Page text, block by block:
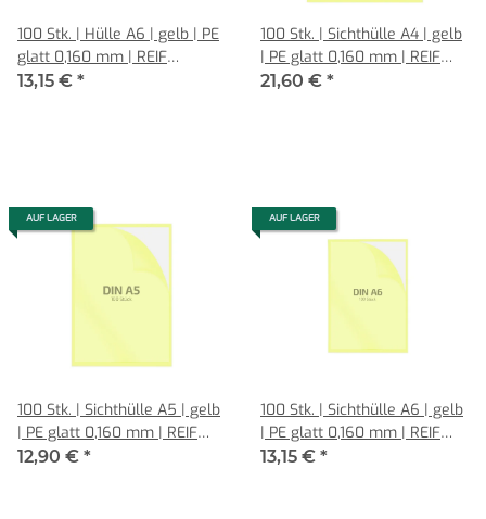
100 Stk. | Hülle A6 | gelb | PE
glatt 0,160 mm | REIF
Hamburg
13,15 € *
100 Stk. | Sichthülle A4 | gelb
| PE glatt 0,160 mm | REIF
Hamburg
21,60 € *
AUF LAGER
100 Stk. | Sichthülle A5 | gelb
| PE glatt 0,160 mm | REIF
Hamburg
12,90 € *
AUF LAGER
100 Stk. | Sichthülle A6 | gelb
| PE glatt 0,160 mm | REIF
Hamburg
13,15 € *